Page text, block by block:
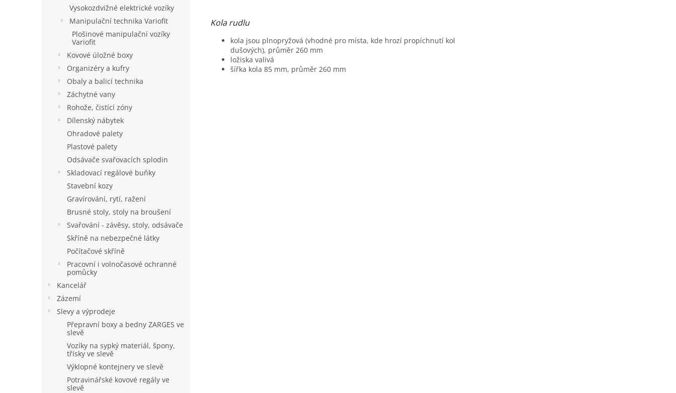
Vysokozdvižné elektrické vozíky
Manipulační technika Variofit
Plošinové manipulační vozíky
Variofit
Kovové úložné boxy
Organizéry a kufry
Obaly a balicí technika
Záchytné vany
Rohože, čistící zóny
Dílenský nábytek
Ohradové palety
Plastové palety
Odsávače svařovacích splodin
Skladovací regálové buňky
Stavební kozy
Gravírování, rytí, ražení
Brusné stoly, stoly na broušení
Svařování - závěsy, stoly, odsávače
Skříně na nebezpečné látky
Počítačové skříně
Pracovní i volnočasové ochranné
pomůcky
Kancelář
Zázemí
Slevy a výprodeje
Přepravní boxy a bedny ZARGES ve
slevě
Vozíky na sypký materiál, špony,
třísky ve slevě
Výklopné kontejnery ve slevě
Potravinářské kovové regály ve
slevě
Kola rudlu
kola jsou plnopryžová (vhodné pro místa, kde hrozí propíchnutí kol
dušových), průměr 260 mm
ložiska valivá
šířka kola 85 mm, průměr 260 mm